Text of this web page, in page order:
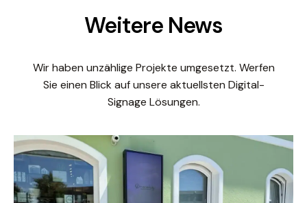
Weitere News
Wir haben unzählige Projekte umgesetzt. Werfen
Sie einen Blick auf unsere aktuellsten Digital-
Signage Lösungen.